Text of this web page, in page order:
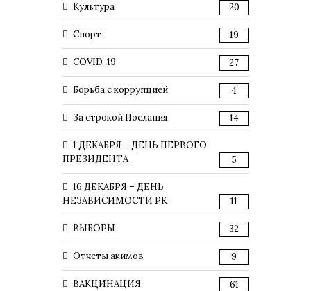
Культура 20
Спорт 19
COVID-19 27
Борьба с коррупцией 4
За строкой Послания 14
1 ДЕКАБРЯ – ДЕНЬ ПЕРВОГО
ПРЕЗИДЕНТА
5
16 ДЕКАБРЯ – ДЕНЬ
НЕЗАВИСИМОСТИ РК
11
ВЫБОРЫ 32
Отчеты акимов 9
ВАКЦИНАЦИЯ 61